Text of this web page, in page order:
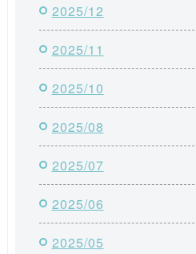
2025/12
2025/11
2025/10
2025/08
2025/07
2025/06
2025/05